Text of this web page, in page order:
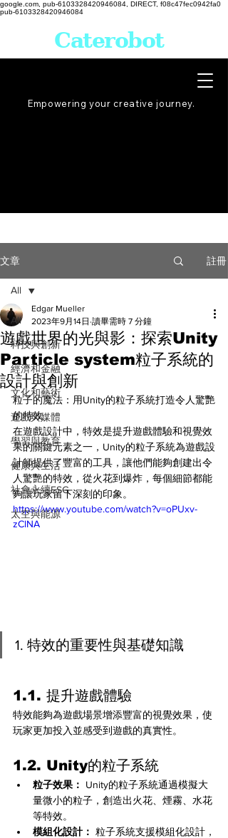
google.com, pub-6103328420946084, DIRECT, f08c47fec0942fa0
pub-6103328420946084
Empowering your creative journey.
Caterobot
文章 註冊
All
科技與創新
經濟和金融
文化和藝術
遊戲與媒體
學習與教育
健康與生活
社會永續ESG
太空與能源
All
遊戲世界的光與影：探索Unity
Particle system粒子系統的
設計與創新
Edgar Mueller
2023年9月14日 讀畢需時 7 分鐘
粒子的魔法：用Unity的粒子系統打造令人驚艷
的特效
在遊戲設計中，特效是提升遊戲體驗和視覺效
果的關鍵元素之一，Unity的粒子系統為遊戲設
計師提供了豐富的工具，讓他們能夠創建出令
人驚艷的特效，從火花到爆炸，每個細節都能
夠讓玩家留下深刻的印象。
https://www.youtube.com/watch?v=oPUxv-
zClNA
1. 特效的重要性與基礎知識
1.1. 提升遊戲體驗
特效能夠為遊戲場景增添豐富的視覺效果，使
玩家更加投入並感受到遊戲的真實性。
1.2. Unity的粒子系統
粒子效果：
Unity的粒子系統通過模擬大
量微小的粒子，創造出火花、煙霧、水花
等特效。
模組化設計： 粒子系統支援模組化設計，